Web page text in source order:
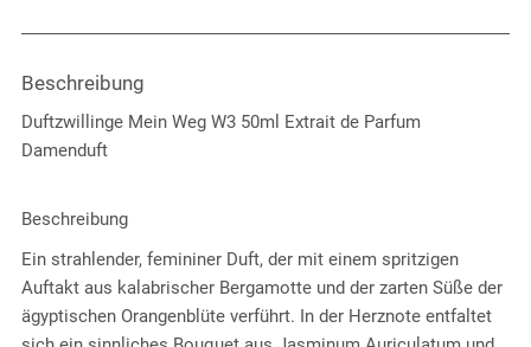
Beschreibung
Duftzwillinge Mein Weg W3 50ml Extrait de Parfum
Damenduft
Beschreibung
Ein strahlender, femininer Duft, der mit einem spritzigen
Auftakt aus kalabrischer Bergamotte und der zarten Süße der
ägyptischen Orangenblüte verführt. In der Herznote entfaltet